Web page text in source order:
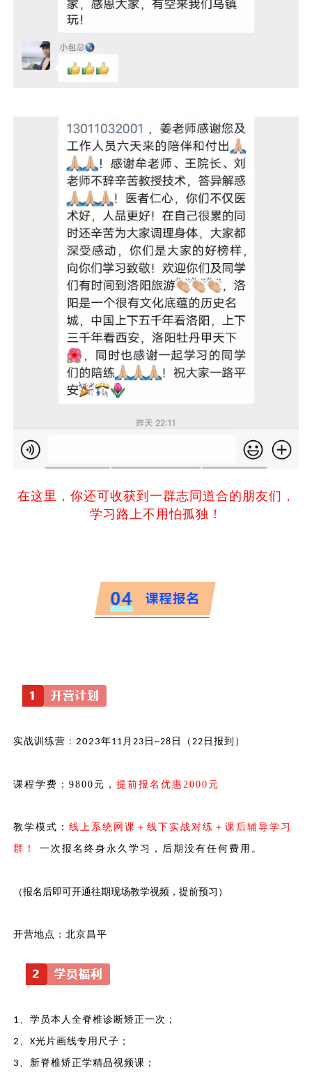
在这里，你还可收获到一群志同道合的朋友们，
学习路上不用怕孤独！
实战训练营 ： 2023年11 月 23 日 ~28 日（ 22 日报到）
课程学费： 9800元， 提前报名优惠2000元
教学模式： 线上系统网课＋线下实战对练＋课后辅导学习
群！ 一次报名终身永久学习，后期没有任何费用。
（报名后即可开通往期现场教学视频，提前预习）
开营地点：北京昌平
1 、学员本人全脊椎诊断矫正一次；
2 、 X光片画线专用尺子；
3 、新脊椎矫正学精品视频课；